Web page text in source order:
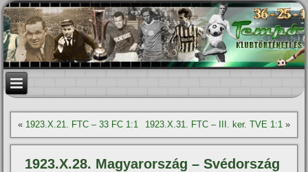
« 1923.X.21. FTC – 33 FC 1:1 1923.X.31. FTC – III. ker. TVE 1:1»
1923.X.28. Magyarország – Svédország